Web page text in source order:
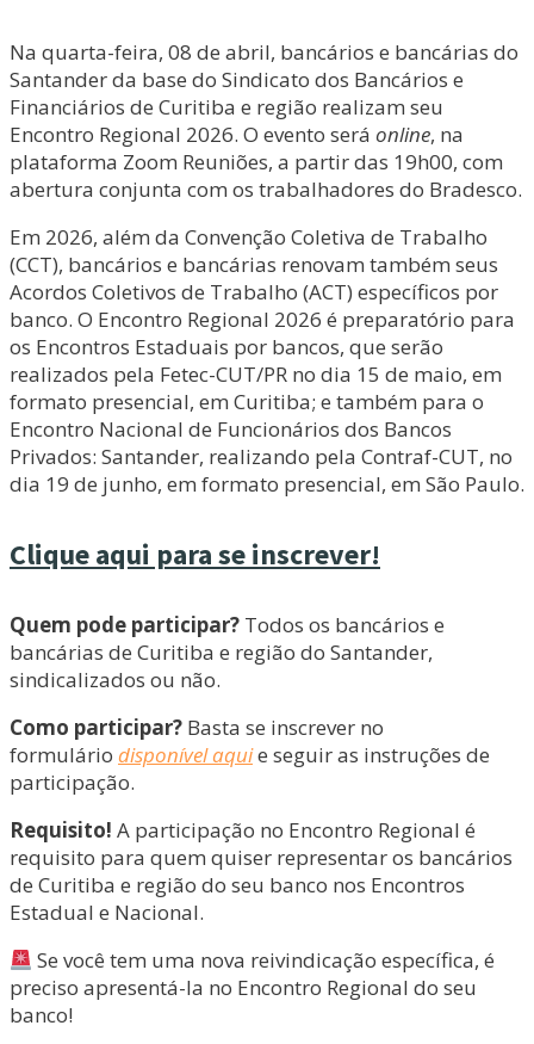
Na quarta-feira, 08 de abril, bancários e bancárias do
Santander da base do Sindicato dos Bancários e
Financiários de Curitiba e região realizam seu
Encontro Regional 2026. O evento será online, na
plataforma Zoom Reuniões, a partir das 19h00, com
abertura conjunta com os trabalhadores do Bradesco.
Em 2026, além da Convenção Coletiva de Trabalho
(CCT), bancários e bancárias renovam também seus
Acordos Coletivos de Trabalho (ACT) específicos por
banco. O Encontro Regional 2026 é preparatório para
os Encontros Estaduais por bancos, que serão
realizados pela Fetec-CUT/PR no dia 15 de maio, em
formato presencial, em Curitiba; e também para o
Encontro Nacional de Funcionários dos Bancos
Privados: Santander, realizando pela Contraf-CUT, no
dia 19 de junho, em formato presencial, em São Paulo.
Clique aqui para se inscrever!
Quem pode participar? Todos os bancários e
bancárias de Curitiba e região do Santander,
sindicalizados ou não.
Como participar? Basta se inscrever no
formulário disponível aquie seguir as instruções de
participação.
Requisito! A participação no Encontro Regional é
requisito para quem quiser representar os bancários
de Curitiba e região do seu banco nos Encontros
Estadual e Nacional.
Se você tem uma nova reivindicação específica, é
preciso apresentá-la no Encontro Regional do seu
banco!